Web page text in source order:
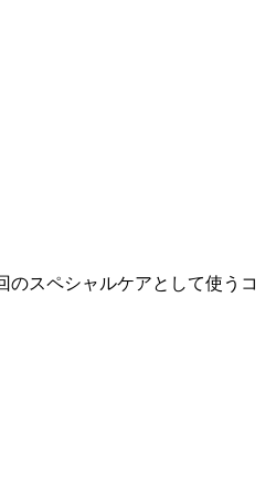
のスペシャルケアとして使うコ